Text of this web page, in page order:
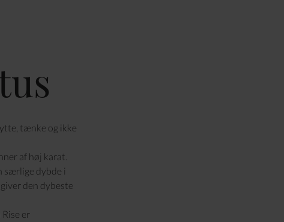
tænke og ikke
af høj karat.
særlige dybde i
den dybeste
er